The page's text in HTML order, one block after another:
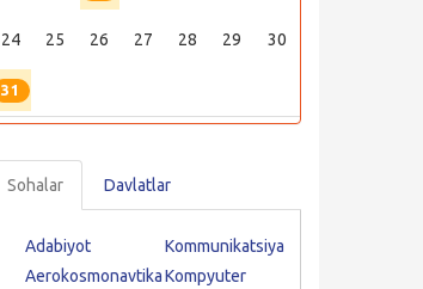
24 25 26 27 28 29 30
31
Sohalar Davlatlar
Adabiyot
Aerokosmonavtika
Kommunikatsiya
Kompyuter